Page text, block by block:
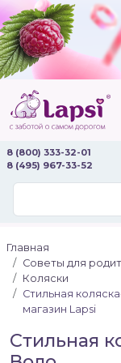
8 (800) 333-32-01
8 (495) 967-33-52
Главная
Советы для
Коляски
Стильная
магазин Lapsi
Стильная